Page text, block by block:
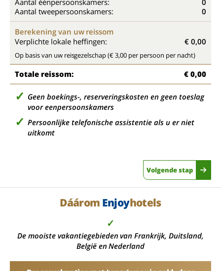
Aantal éénpersoonskamers:
0
Aantal tweepersoonskamers:
0
Berekening van uw reissom
Verplichte lokale heffingen:
€ 0,00
Op basis van uw reisgezelschap (€ 3,00 per persoon per nacht)
Totale reissom: € 0,00
Geen boekings-, reserveringskosten en geen toeslag
voor eenpersoonskamers
Persoonlijke telefonische assistentie als u er niet
uitkomt
Volgende stap
Dáárom Enjoyhotels
✓
De mooiste vakantiegebieden van Frankrijk, Duitsland,
België en Nederland